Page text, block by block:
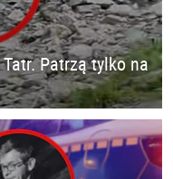
Tatr. Patrzą tylko na